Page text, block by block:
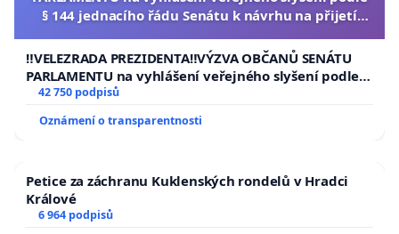
§ 144 jednacího řádu Senátu k návrhu na přijetí
republiky
‼️VELEZRADA PREZIDENTA‼️VÝZVA OBČANŮ SENÁTU
PARLAMENTU na vyhlášení veřejného slyšení podle §
144 jednacího řádu Senátu k návrhu na přijetí
republiky
42 750 podpisů
Oznámení o transparentnosti
Petice za záchranu Kuklenských rondelů v Hradci
Králové
6 964 podpisů